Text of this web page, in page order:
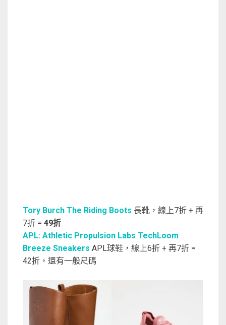
Tory Burch The Riding Boots 長靴，線上7折 + 再
7折 = 49折
APL: Athletic Propulsion Labs TechLoom
Breeze Sneakers APL球鞋，線上6折 + 再7折 =
42折，還有一般尺碼